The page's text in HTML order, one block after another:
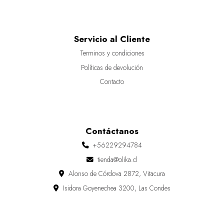
Servicio al Cliente
Terminos y condiciones
Políticas de devolución
Contacto
Contáctanos
+56229294784
tienda@olika.cl
Alonso de Córdova 2872, Vitacura
Isidora Goyenechea 3200, Las Condes